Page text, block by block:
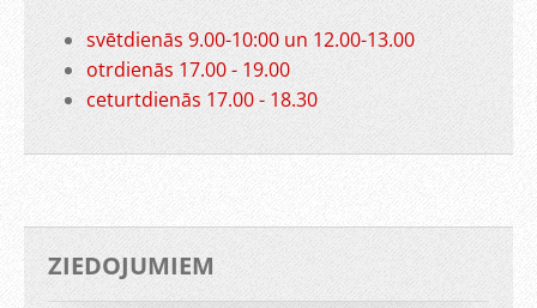
svētdienās 9.00-10:00 un 12.00-13.00
otrdienās 17.00 - 19.00
ceturtdienās 17.00 - 18.30
ZIEDOJUMIEM